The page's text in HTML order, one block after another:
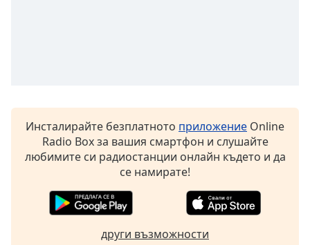
Size
Edge
Инсталирайте безплатното приложение Online
Radio Box за вашия смартфон и слушайте
любимите си радиостанции онлайн където и да
се намирате!
други възможности